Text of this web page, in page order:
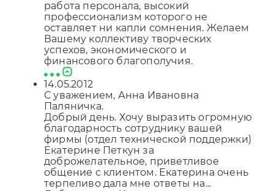
работа персонала, высокий
профессионализм которого не
оставляет ни капли сомнения. Желаем
Вашему коллективу творческих
успехов, экономического и
финансового благополучия.
14.05.2012
С уважением, Анна Ивановна
Паляничка.
Добрый день. Хочу выразить огромную
благодарность сотруднику вашей
фирмы (отдел технической поддержки)
Екатерине Петкун за
доброжелательное, приветливое
общение с клиентом. Екатерина очень
терпеливо дала мне ответы на...